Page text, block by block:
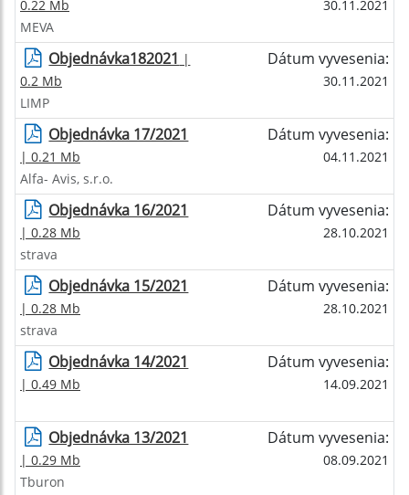
0.22 Mb
30.11.2021
MEVA
Objednávka182021 |
0.2 Mb
Dátum vyvesenia:
30.11.2021
LIMP
Objednávka 17/2021
| 0.21 Mb
Dátum vyvesenia:
04.11.2021
Alfa- Avis, s.r.o.
Objednávka 16/2021
| 0.28 Mb
Dátum vyvesenia:
28.10.2021
strava
Objednávka 15/2021
| 0.28 Mb
Dátum vyvesenia:
28.10.2021
strava
Objednávka 14/2021
| 0.49 Mb
Dátum vyvesenia:
14.09.2021
Objednávka 13/2021
| 0.29 Mb
Dátum vyvesenia:
08.09.2021
Tburon